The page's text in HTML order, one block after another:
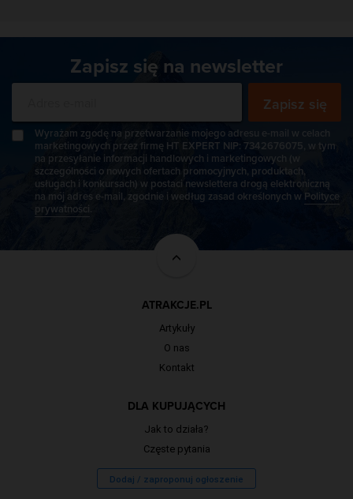
Zapisz się na newsletter
Zapisz się
Wyrażam zgodę na przetwarzanie mojego adresu e-mail w celach
marketingowych przez firmę HT EXPERT NIP: 7342676075, w tym
na przesyłanie informacji handlowych i marketingowych (w
szczególności o nowych ofertach promocyjnych, produktach,
usługach i konkursach) w postaci newslettera drogą elektroniczną
na mój adres e-mail, zgodnie i według zasad określonych w Polityce
prywatności.
ATRAKCJE.PL
Artykuły
O nas
Kontakt
DLA KUPUJĄCYCH
Jak to działa?
Częste pytania
Dodaj / zaproponuj ogłoszenie